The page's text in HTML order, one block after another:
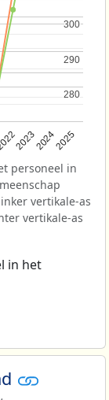
202320242025
280
280
290
290
300
300
personeel in
vertikale-as
vertikale-as
in het